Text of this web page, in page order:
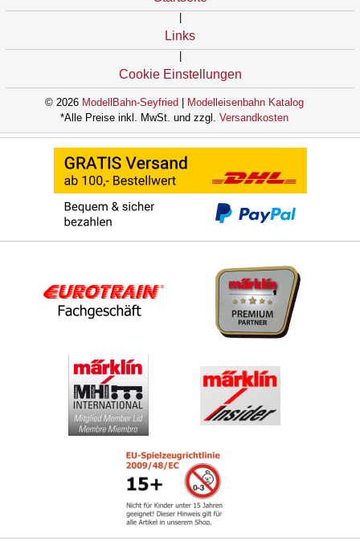
Links
Cookie Einstellungen
© 2026 ModellBahn-Seyfried
Modelleisenbahn Katalog
*Alle Preise inkl. MwSt. und zzgl. Versandkosten